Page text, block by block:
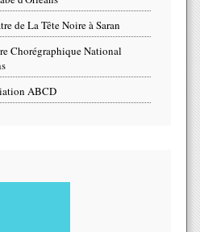
de La Tête Noire à Saran
Chorégraphique National
ABCD